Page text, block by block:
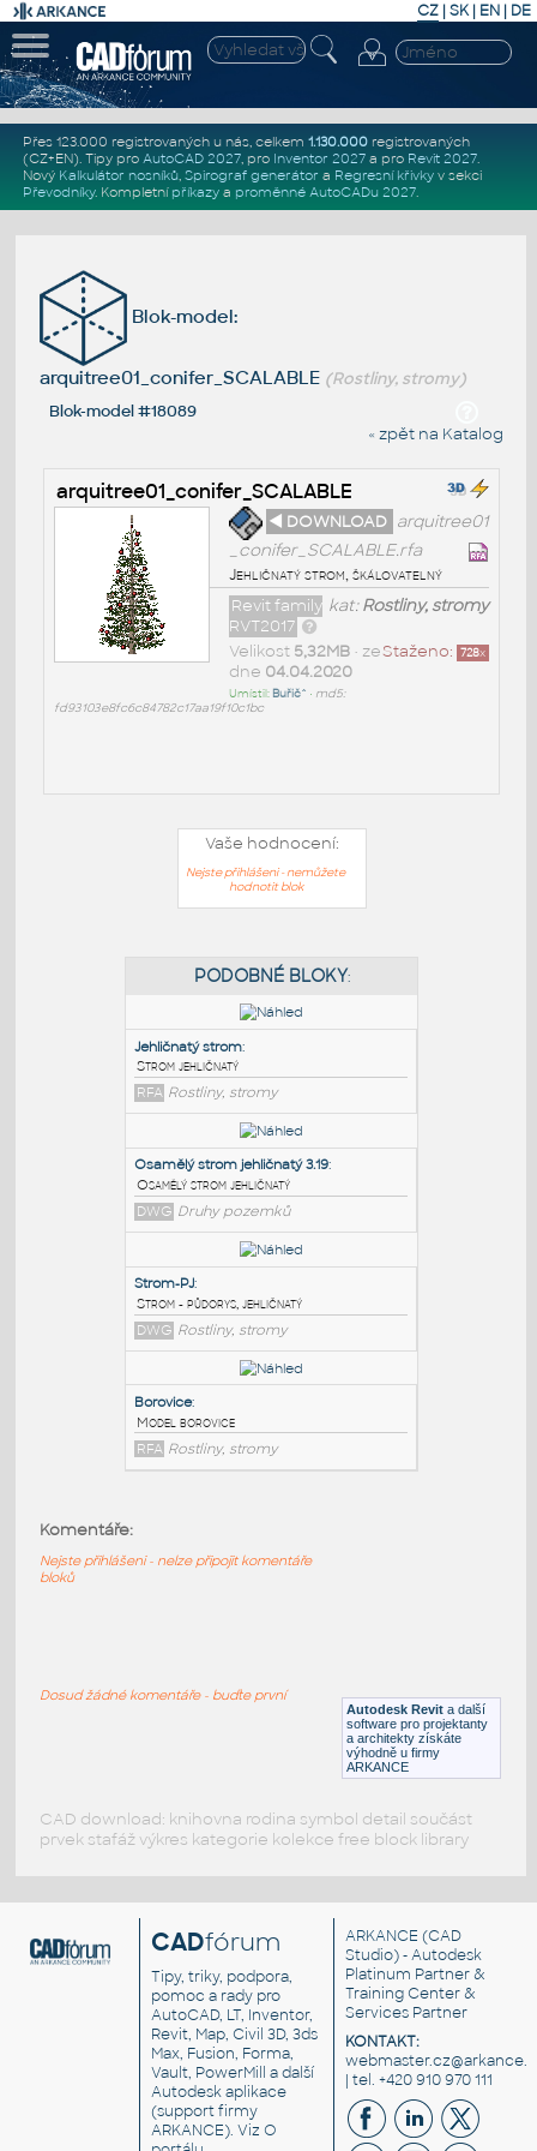
CZ | SK| EN | DE
Přes 123.000 registrovaných u nás, celkem 1.130.000registrovaných
(CZ+EN). Tipy pro AutoCAD 2027, pro Inventor 2027a pro Revit 2027.
Nový Kalkulátor nosníků, Spirograf generátor a Regresní křivkyv sekci
Převodníky. Kompletní příkazya proměnné AutoCADu 2027.
Blok-model:
arquitree01_conifer_SCALABLE (Rostliny, stromy)
Blok-model #18089
« zpět na Katalog
arquitree01_conifer_SCALABLE
◄ DOWNLOAD arquitree01
_conifer_SCALABLE.rfa
Jehličnatý strom, škálovatelný
kat:Rostliny, stromy
Revit family
RVT2017
Staženo: 728x
Velikost 5,32MB• ze
dne 04.04.2020
Umístil: Buřič^ • md5:
fd93103e8fc6c84782c17aa19f10c1bc
Vaše hodnocení:
Nejste přihlášeni - nemůžete
hodnotit blok
PODOBNÉ BLOKY:
Jehličnatý strom:
Strom jehličnatý
RFA
Osamělý strom jehličnatý 3.19
Osamělý strom jehličnatý
DWG Druhy pozemků
DWG Rostliny, stromy
RFA Rostliny, stromy Autodesk Revit a další
software pro projektanty
a architekty získáte
výhodně u firmy
ARKANCE
Komentáře:
Nejste přihlášeni - nelze připojit komentáře
bloků
Dosud žádné komentáře - buďte první
CAD download: knihovna rodina symbol detail součást
prvek stafáž výkres kategorie kolekce free block library
CADfórum
Tipy, triky, podpora,
pomoc a rady pro
AutoCAD, LT, Inventor,
Revit, Map, Civil 3D, 3ds
Max, Fusion, Forma,
Vault, PowerMill a další
Autodesk aplikace
(support firmy
ARKANCE). VizO
ARKANCE (CAD
Studio) - Autodesk
Platinum Partner &
Training Center &
Services Partner
KONTAKT:
| tel. +420 910 970 111